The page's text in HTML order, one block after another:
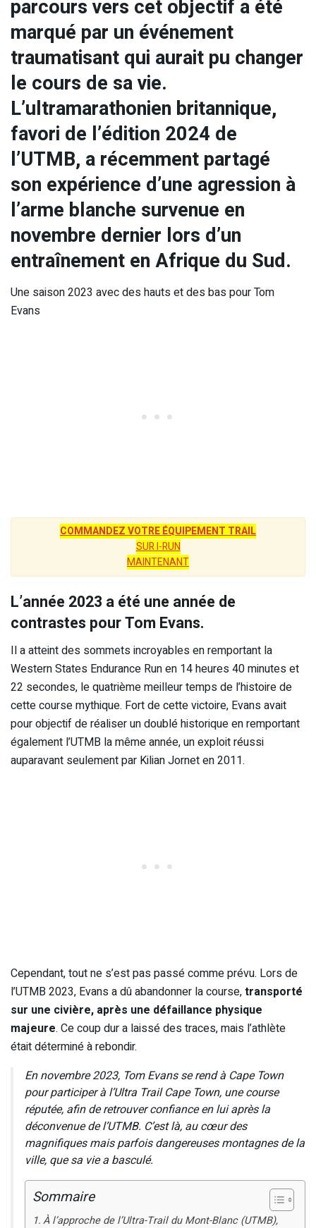
parcours vers cet objectif a été
marqué par un événement
traumatisant qui aurait pu changer
le cours de sa vie.
L’ultramarathonien britannique,
favori de l’édition 2024 de
l’UTMB, a récemment partagé
son expérience d’une agression à
l’arme blanche survenue en
novembre dernier lors d’un
entraînement en Afrique du Sud.
Une saison 2023 avec des hauts et des bas pour Tom
Evans
COMMANDEZ VOTRE ÉQUIPEMENT TRAIL
SUR I-RUN
MAINTENANT
L’année 2023 a été une année de
contrastes pour Tom Evans.
Il a atteint des sommets incroyables en remportant la
Western States Endurance Run en 14 heures 40 minutes et
22 secondes, le quatrième meilleur temps de l’histoire de
cette course mythique. Fort de cette victoire, Evans avait
pour objectif de réaliser un doublé historique en remportant
également l’UTMB la même année, un exploit réussi
auparavant seulement par Kilian Jornet en 2011.
Cependant, tout ne s’est pas passé comme prévu. Lors de
l’UTMB 2023, Evans a dû abandonner la course,transporté
sur une civière, après une défaillance physique
majeure. Ce coup dur a laissé des traces, mais l’athlète
était déterminé à rebondir.
En novembre 2023, Tom Evans se rend à Cape Town
pour participer à l’Ultra Trail Cape Town, une course
réputée, afin de retrouver confiance en lui après la
déconvenue de l’UTMB. C’est là, au cœur des
magnifiques mais parfois dangereuses montagnes de la
ville, que sa vie a basculé.
Sommaire
À l’approche de l’Ultra-Trail du Mont-Blanc (UTMB),